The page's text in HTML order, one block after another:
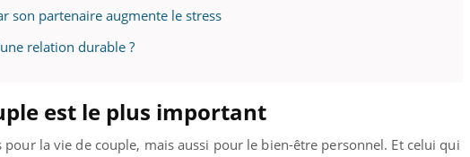
son partenaire augmente le stress
relation durable ?
est le plus important
la vie de couple, mais aussi pour le bien-être personnel. Et celui qui